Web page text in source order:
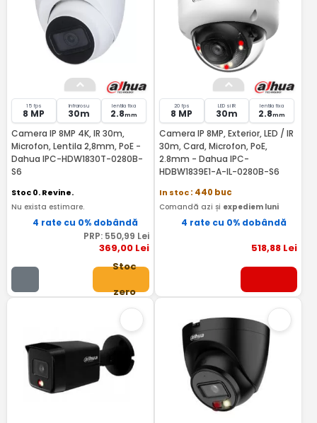
15 fps
8 MP
Infrarosu
30m
lentila fixa
2.8mm
Camera IP 8MP 4K, IR 30m,
Microfon, Lentila 2,8mm, PoE -
Dahua IPC-HDW1830T-0280B-
S6
Stoc 0. Revine.
Nu exista estimare.
4 rate cu 0% dobândă
PRP: 550,99 Lei
369,00Lei
Stoc
zero
20 fps
8 MP
LED si IR
30m
lentila fixa
2.8mm
Camera IP 8MP, Exterior, LED / IR
30m, Card, Microfon, PoE,
2.8mm - Dahua IPC-
HDBW1839E1-A-IL-0280B-S6
In stoc: 440 buc
Comandă azi și expediem luni
4 rate cu 0% dobândă
518,88 Lei